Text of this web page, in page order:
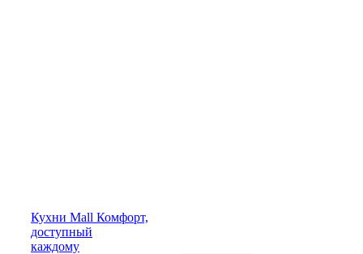
Кухни Mall Комфорт,
доступный
каждому